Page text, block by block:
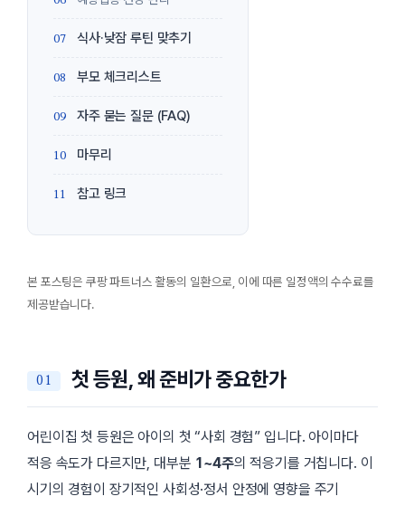
식사·낮잠 루틴 맞추기
부모 체크리스트
자주 묻는 질문 (FAQ)
마무리
참고 링크
본 포스팅은 쿠팡 파트너스 활동의 일환으로, 이에 따른 일정액의 수수료를
제공받습니다.
첫 등원, 왜 준비가 중요한가
어린이집 첫 등원은 아이의 첫 “사회 경험” 입니다. 아이마다
적응 속도가 다르지만, 대부분 1~4주의 적응기를 거칩니다. 이
시기의 경험이 장기적인 사회성·정서 안정에 영향을 주기